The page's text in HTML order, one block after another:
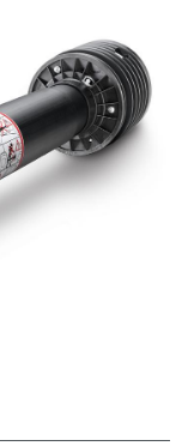
& Pavesi
de contrôle